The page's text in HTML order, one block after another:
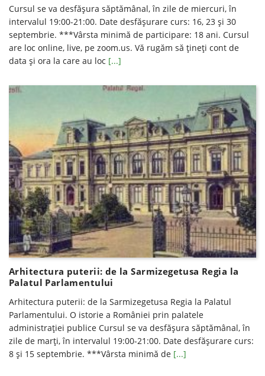
Cursul se va desfăşura săptămânal, în zile de miercuri, în
intervalul 19:00-21:00. Date desfăşurare curs: 16, 23 și 30
septembrie. ***Vârsta minimă de participare: 18 ani. Cursul
are loc online, live, pe zoom.us. Vă rugăm să ţineţi cont de
data şi ora la care au loc [...]
Arhitectura puterii: de la Sarmizegetusa Regia la
Palatul Parlamentului
Arhitectura puterii: de la Sarmizegetusa Regia la Palatul
Parlamentului. O istorie a României prin palatele
administrației publice Cursul se va desfăşura săptămânal, în
zile de marţi, în intervalul 19:00-21:00. Date desfăşurare curs:
8 și 15 septembrie. ***Vârsta minimă de [...]